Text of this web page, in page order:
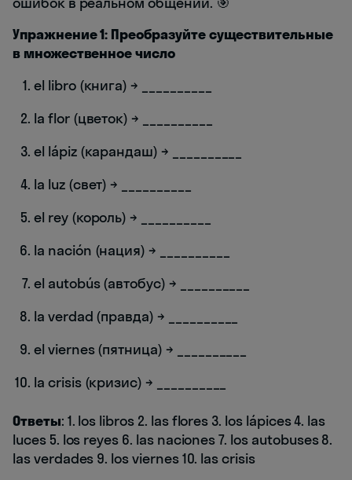
Упражнение 1: Преобразуйте существительные
в множественное число
el libro (книга) → __________
la flor (цветок) → __________
el lápiz (карандаш) → __________
la luz (свет) → __________
el rey (король) → __________
la nación (нация) → __________
el autobús (автобус) → __________
la verdad (правда) → __________
el viernes (пятница) → __________
la crisis (кризис) → __________
Ответы: 1. los libros 2. las flores 3. los lápices 4. las
luces 5. los reyes 6. las naciones 7. los autobuses 8.
las verdades 9. los viernes 10. las crisis